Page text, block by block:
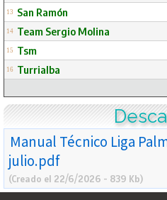
13 San Ramón
14 Team Sergio Molina
15 Tsm
16 Turrialba
Manual Técnico Liga
julio.pdf
(Creado el 22/6/2026 - 839 Kb)